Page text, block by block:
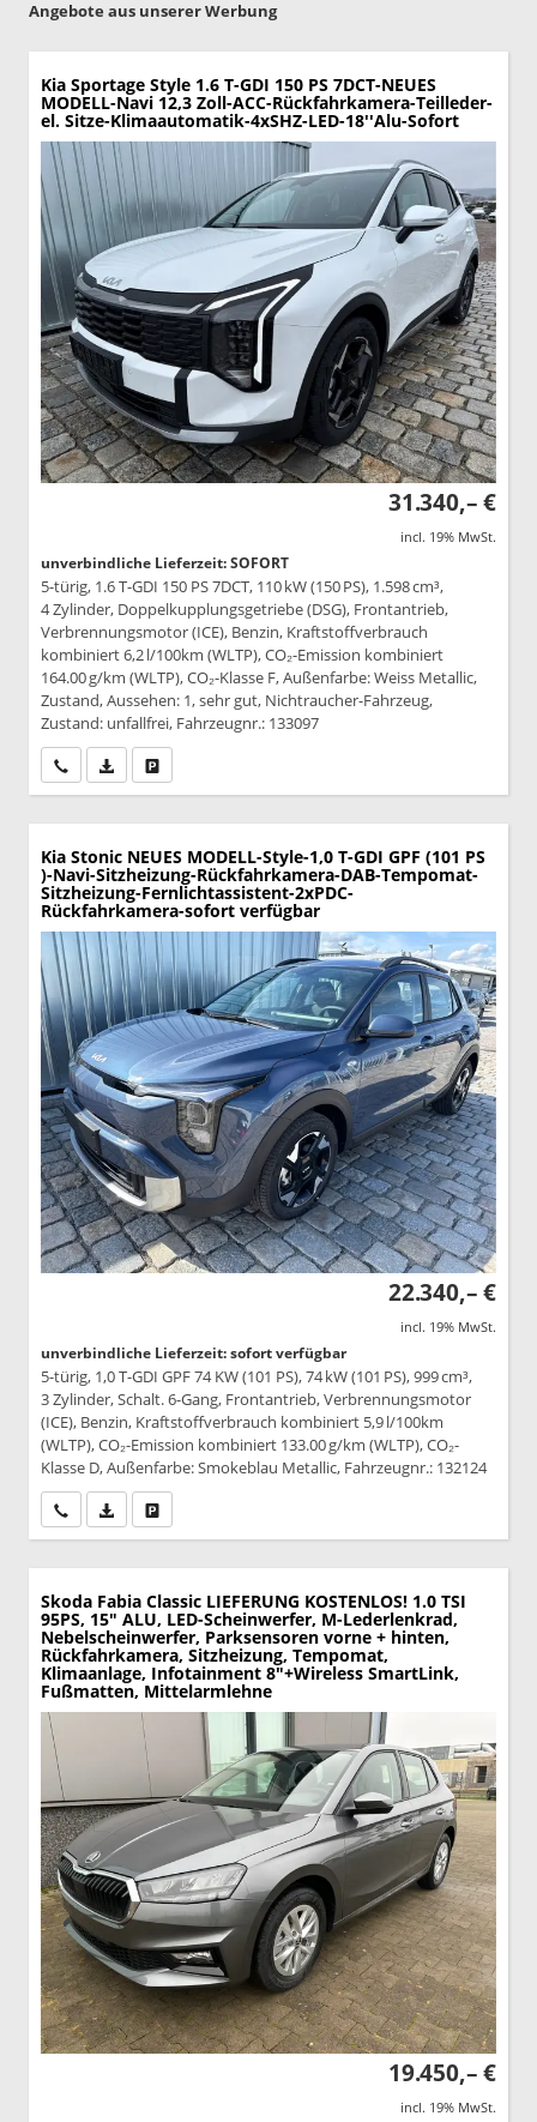
Angebote aus unserer Werbung
Kia Sportage Style 1.6 T-GDI 150 PS 7DCT-NEUES
MODELL-Navi 12,3 Zoll-ACC-Rückfahrkamera-Teilleder-
el. Sitze-Klimaautomatik-4xSHZ-LED-18''Alu-Sofort
31.340,– €
incl. 19% MwSt.
unverbindliche Lieferzeit: SOFORT
5-türig, 1.6 T-GDI 150 PS 7DCT, 110 kW (150 PS), 1.598 cm³,
4 Zylinder, Doppelkupplungsgetriebe (DSG), Frontantrieb,
Verbrennungsmotor (ICE), Benzin, Kraftstoffverbrauch
kombiniert 6,2 l/100km (WLTP), CO₂-Emission kombiniert
164.00 g/km (WLTP), CO₂-Klasse F, Außenfarbe: Weiss Metallic,
Zustand, Aussehen: 1, sehr gut, Nichtraucher-Fahrzeug,
Zustand: unfallfrei, Fahrzeugnr.: 133097
Wir rufen Sie anPDF-Datei, Fahrzeugexposé drucken
Kia Stonic NEUES MODELL-Style-1,0 T-GDI GPF (101 PS
)-Navi-Sitzheizung-Rückfahrkamera-DAB-Tempomat-
Sitzheizung-Fernlichtassistent-2xPDC-
Rückfahrkamera-sofort verfügbar
22.340,– €
incl. 19% MwSt.
unverbindliche Lieferzeit: sofort verfügbar
5-türig, 1,0 T-GDI GPF 74 KW (101 PS), 74 kW (101 PS), 999 cm³,
3 Zylinder, Schalt. 6-Gang, Frontantrieb, Verbrennungsmotor
(ICE), Benzin, Kraftstoffverbrauch kombiniert 5,9 l/100km
(WLTP), CO₂-Emission kombiniert 133.00 g/km (WLTP), CO₂-
Klasse D, Außenfarbe: Smokeblau Metallic, Fahrzeugnr.: 132124
Wir rufen Sie anPDF-Datei, Fahrzeugexposé drucken
Skoda Fabia Classic LIEFERUNG KOSTENLOS! 1.0 TSI
95PS, 15" ALU, LED-Scheinwerfer, M-Lederlenkrad,
Nebelscheinwerfer, Parksensoren vorne + hinten,
Rückfahrkamera, Sitzheizung, Tempomat,
Klimaanlage, Infotainment 8"+Wireless SmartLink,
Fußmatten, Mittelarmlehne
19.450,– €
incl. 19% MwSt.